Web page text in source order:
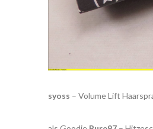
syoss – Volume Lift